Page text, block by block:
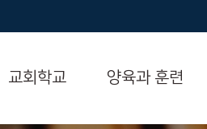
교회학교 양육과 훈련